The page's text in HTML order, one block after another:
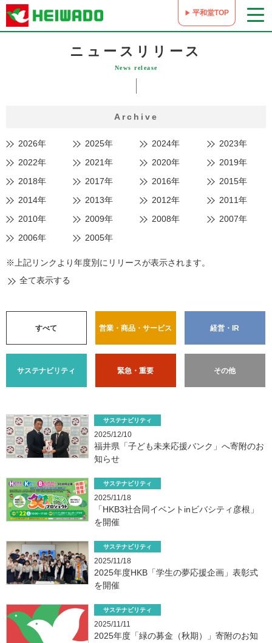
平和堂TOP
ニュースリリース
News release
Archive
2026年 2025年 2024年
2023年
2022年
2021年 2020年
2019年
2018年
2017年 2016年
2015年
2014年
2013年 2012年
2011年
2010年
2009年 2008年
2007年
2006年
2005年
※上記リンクより年度別にリリースが表示されます。
全て表示する
すべて 営業・商品・サービス 経営・IR
サステナビリティ 緊急・重要 その他
サステナビリティ
2025/12/10
福井県「子ども未来応援バンク」へ寄附のお
知らせ
サステナビリティ
2025/11/18
「HKB3社合同イベントinビバシティ彦根」
を開催
サステナビリティ
2025/11/18
2025年度HKB「学生の夢応援企画」表彰式
を開催
サステナビリティ
2025/11/11
2025年度「緑の募金（秋期）」寄附のお知